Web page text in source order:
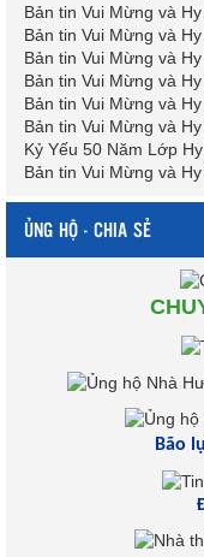
Bản tin Vui Mừng và Hy
Bản tin Vui Mừng và Hy
Bản tin Vui Mừng và Hy
Bản tin Vui Mừng và Hy
Bản tin Vui Mừng và Hy
Bản tin Vui Mừng và Hy
Kỷ Yếu 50 Năm Lớp
Bản tin Vui Mừng và Hy
ỦNG HỘ - CHIA SẺ
Bão